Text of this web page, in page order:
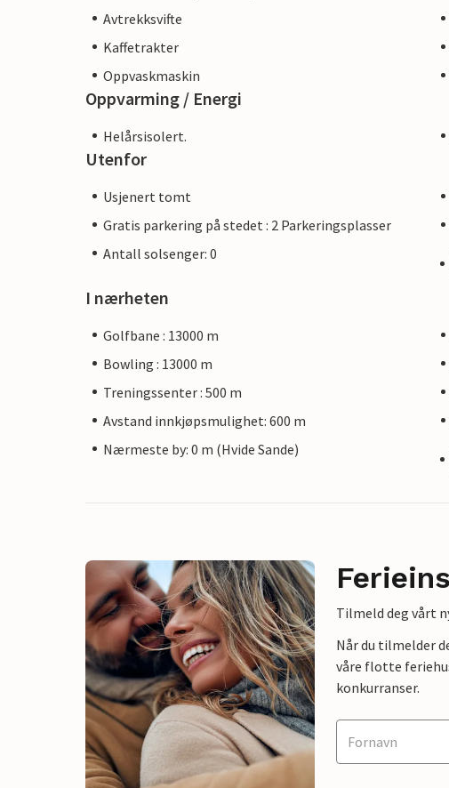
Avtrekksvifte
Kaffetrakter
Oppvaskmaskin
Oppvarming / Energi
Helårsisolert.
Utenfor
Usjenert tomt
Gratis parkering på stedet : 2 Parkeringsplasser
Antall solsenger: 0
I nærheten
Golfbane : 13000 m
Bowling : 13000 m
Treningssenter : 500 m
Avstand innkjøpsmulighet: 600 m
Nærmeste by: 0 m (Hvide Sande)
Tilmeld deg vårt
Når du tilmelder
våre flotte
konkurranser.